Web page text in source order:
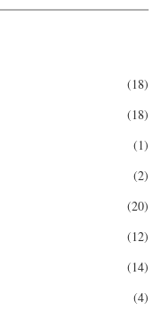
(18)
(18)
(1)
(2)
(20)
(12)
(14)
(4)